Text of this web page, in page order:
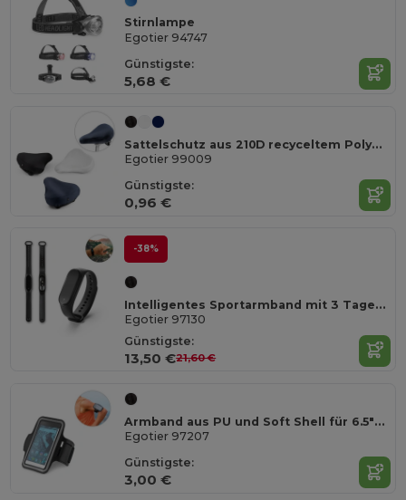
Stirnlampe
Egotier 94747
Günstigste:
5,68 €
Sattelschutz aus 210D recyceltem Polyester (100% rPET)
Egotier 99009
Günstigste:
0,96 €
-38%
Intelligentes Sportarmband mit 3 Tagen Akkulaufzeit aus ABS und TPU
Egotier 97130
Günstigste:
13,50 €21,60 €
Armband aus PU und Soft Shell für 6.5"-Smartphone
Egotier 97207
Günstigste:
3,00 €